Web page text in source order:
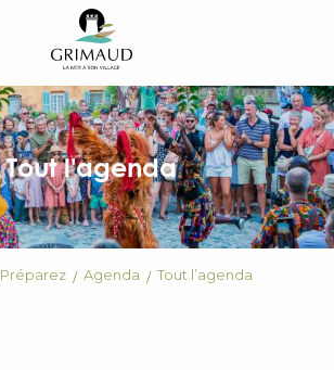
Tout l'agenda
Préparez Agenda Tout l’agenda